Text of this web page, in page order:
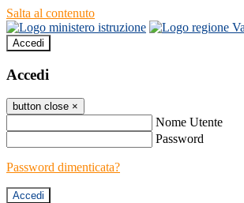
Salta al contenuto
Accedi
Accedi
button close ×
Nome Utente
Password
Password dimenticata?